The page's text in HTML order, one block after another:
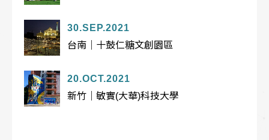
30.SEP.2021
台南｜十鼓仁糖文創園區
20.OCT.2021
新竹｜敏實(大華)科技大學